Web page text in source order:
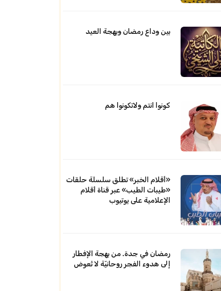
بين وداع رمضان وبهجة العيد
كونوا انتم ولاتكونوا هم
«أقلام الخبر» تطلق سلسلة حلقات
«طيبات الطيب» عبر قناة أقلام
الإعلامية على يوتيوب
رمضان في جدة. من بهجة الإفطار
إلى هدوء الفجر روحانيّة لا تُعوض